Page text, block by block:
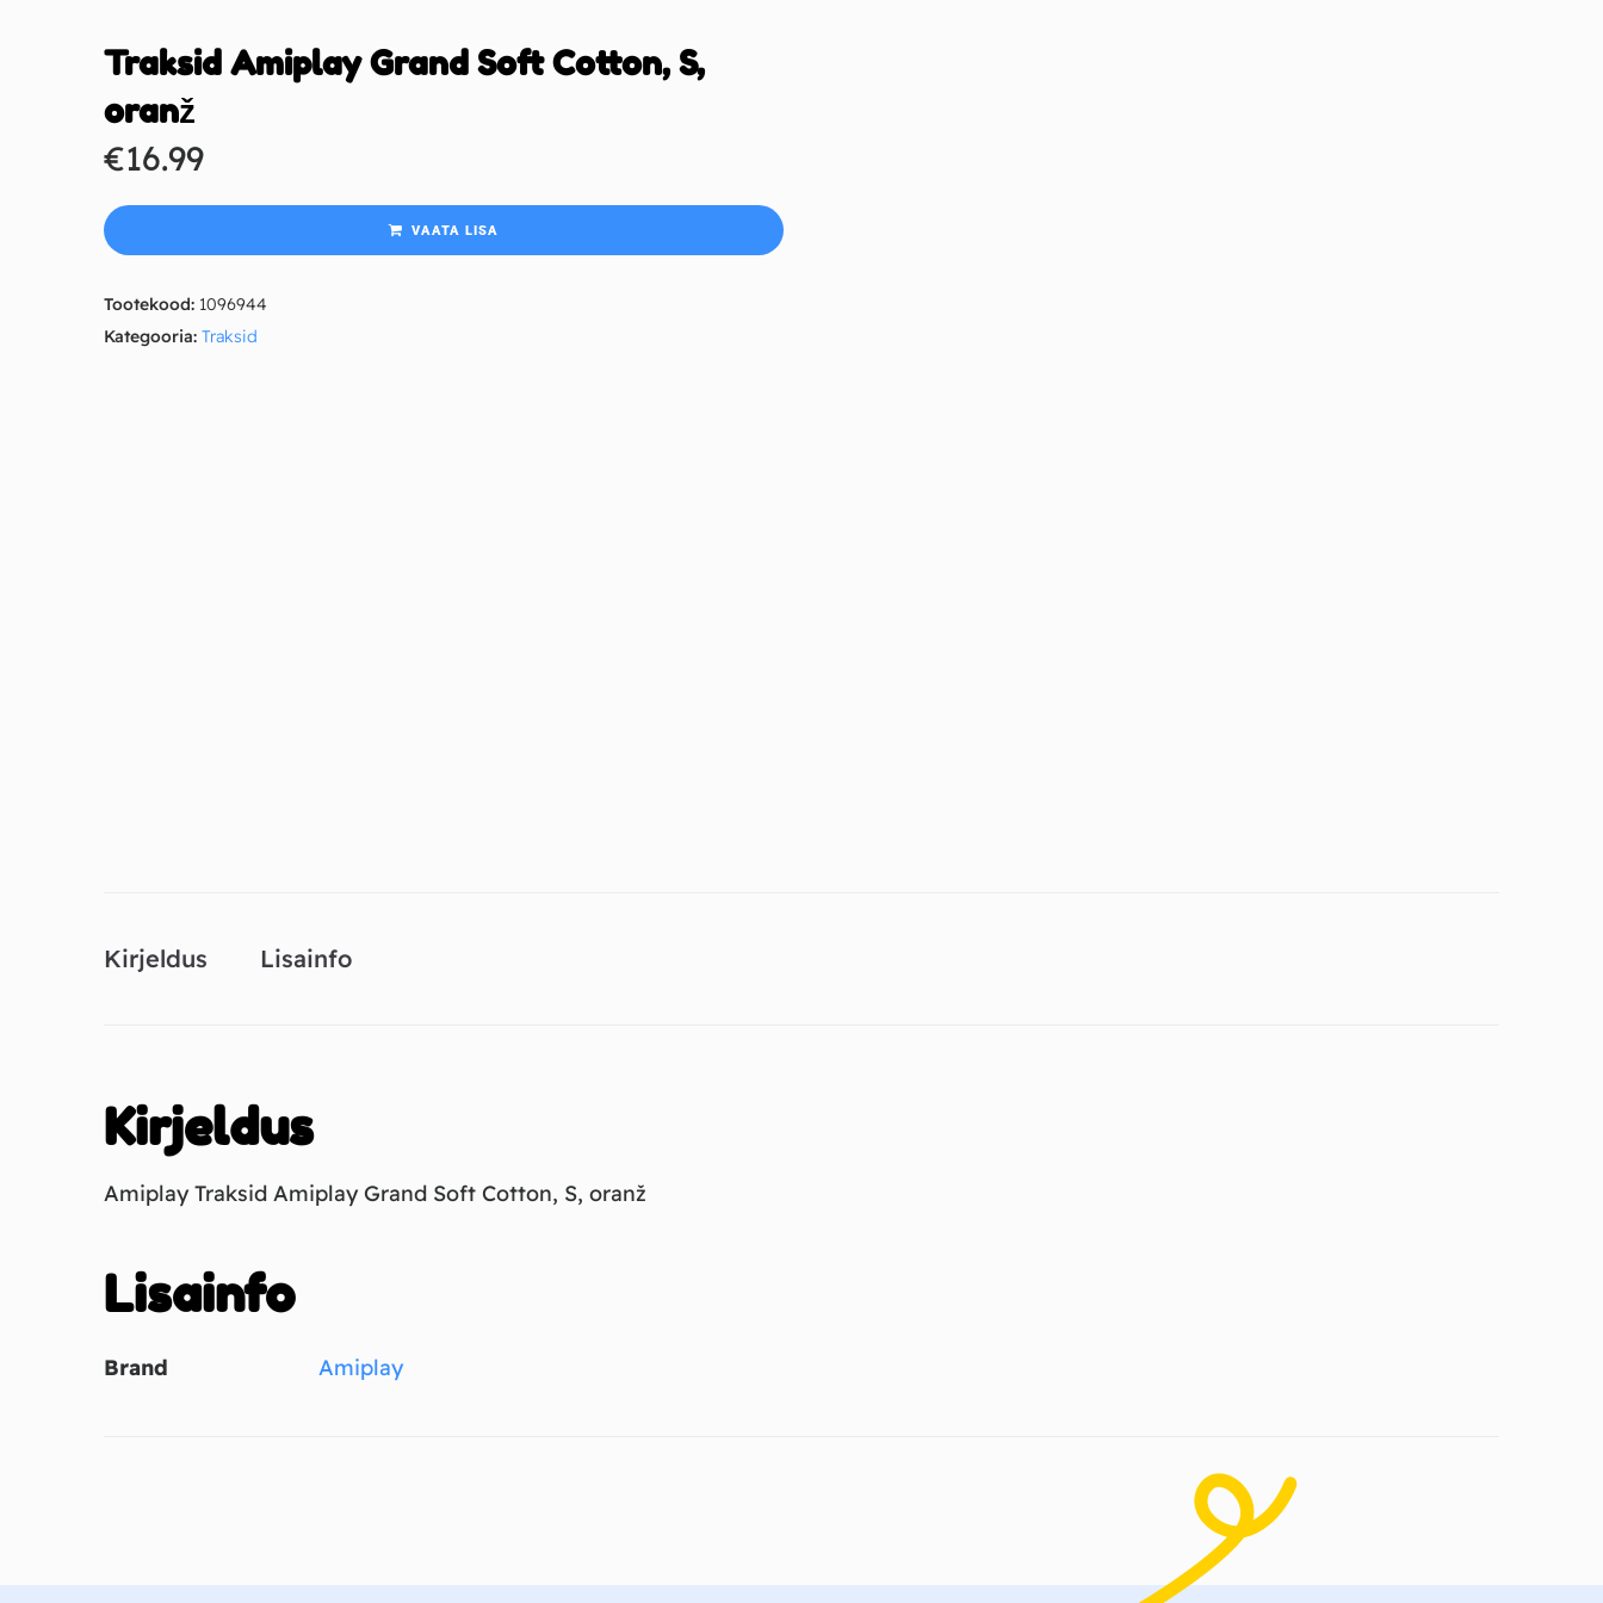
Traksid Amiplay Grand Soft Cotton, S,
oranž
€16.99
VAATA LISA
Tootekood: 1096944
Kategooria: Traksid
Kirjeldus Lisainfo
Kirjeldus
Amiplay Traksid Amiplay Grand Soft Cotton, S, oranž
Lisainfo
Brand Amiplay